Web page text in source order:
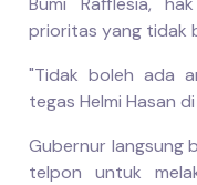
prioritas yang tidak
"Tidak boleh ada
tegas Helmi Hasan
Gubernur langsung
telpon untuk